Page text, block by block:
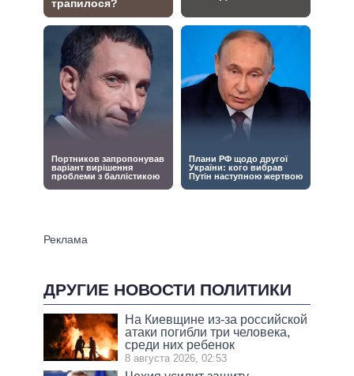
ДРУГИЕ НОВОСТИ ПОЛИТИКИ
На Киевщине из-за российской
атаки погибли три человека,
среди них ребенок
8 августа 2026, 02:53